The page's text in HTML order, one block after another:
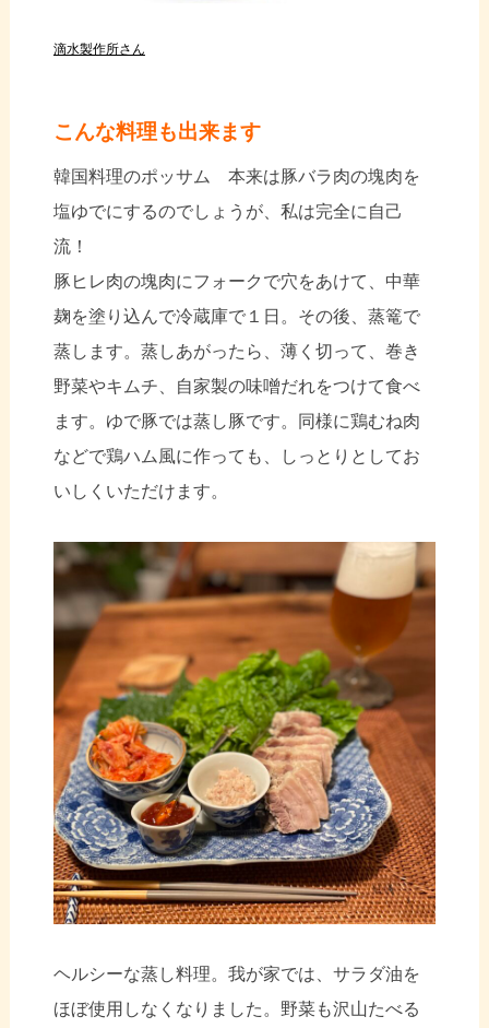
滴水製作所さん
こんな料理も出来ます
韓国料理のポッサム 本来は豚バラ肉の塊肉を
塩ゆでにするのでしょうが、私は完全に自己
流！
豚ヒレ肉の塊肉にフォークで穴をあけて、中華
麹を塗り込んで冷蔵庫で１日。その後、蒸篭で
蒸します。蒸しあがったら、薄く切って、巻き
野菜やキムチ、自家製の味噌だれをつけて食べ
ます。ゆで豚では蒸し豚です。同様に鶏むね肉
などで鶏ハム風に作っても、しっとりとしてお
いしくいただけます。
ヘルシーな蒸し料理。我が家では、サラダ油を
ほぼ使用しなくなりました。野菜も沢山たべる